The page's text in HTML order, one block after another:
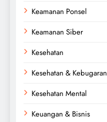
Keamanan Ponsel
Keamanan Siber
Kesehatan
Kesehatan & Kebugaran
Kesehatan Mental
Keuangan & Bisnis